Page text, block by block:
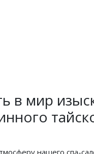
в мир
нашего спа-